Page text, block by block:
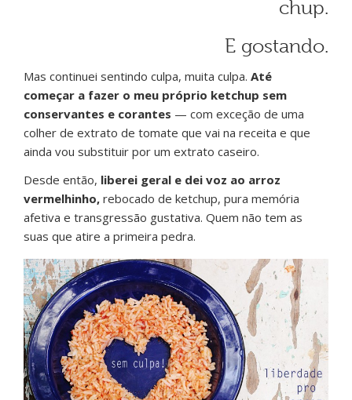
chup.
E gostando.
Mas continuei sentindo culpa, muita culpa. Até
começar a fazer o meu próprio ketchup sem
conservantes e corantes — com exceção de uma
colher de extrato de tomate que vai na receita e que
ainda vou substituir por um extrato caseiro.
Desde então, liberei geral e dei voz ao arroz
vermelhinho, rebocado de ketchup, pura memória
afetiva e transgressão gustativa. Quem não tem as
suas que atire a primeira pedra.